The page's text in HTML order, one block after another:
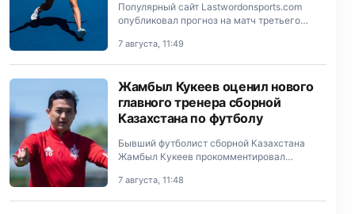
Популярный сайт Lastwordonsports.com
опубликовал прогноз на матч третьего
между второй ракеткой мира Еленой
7 августа, 11:49
Жамбыл Кукеев оценил нового
главного тренера сборной
Казахстана по футболу
Бывший футболист сборной Казахстана
Жамбыл Кукеев прокомментировал
главного тренера национальной команды.
7 августа, 11:48